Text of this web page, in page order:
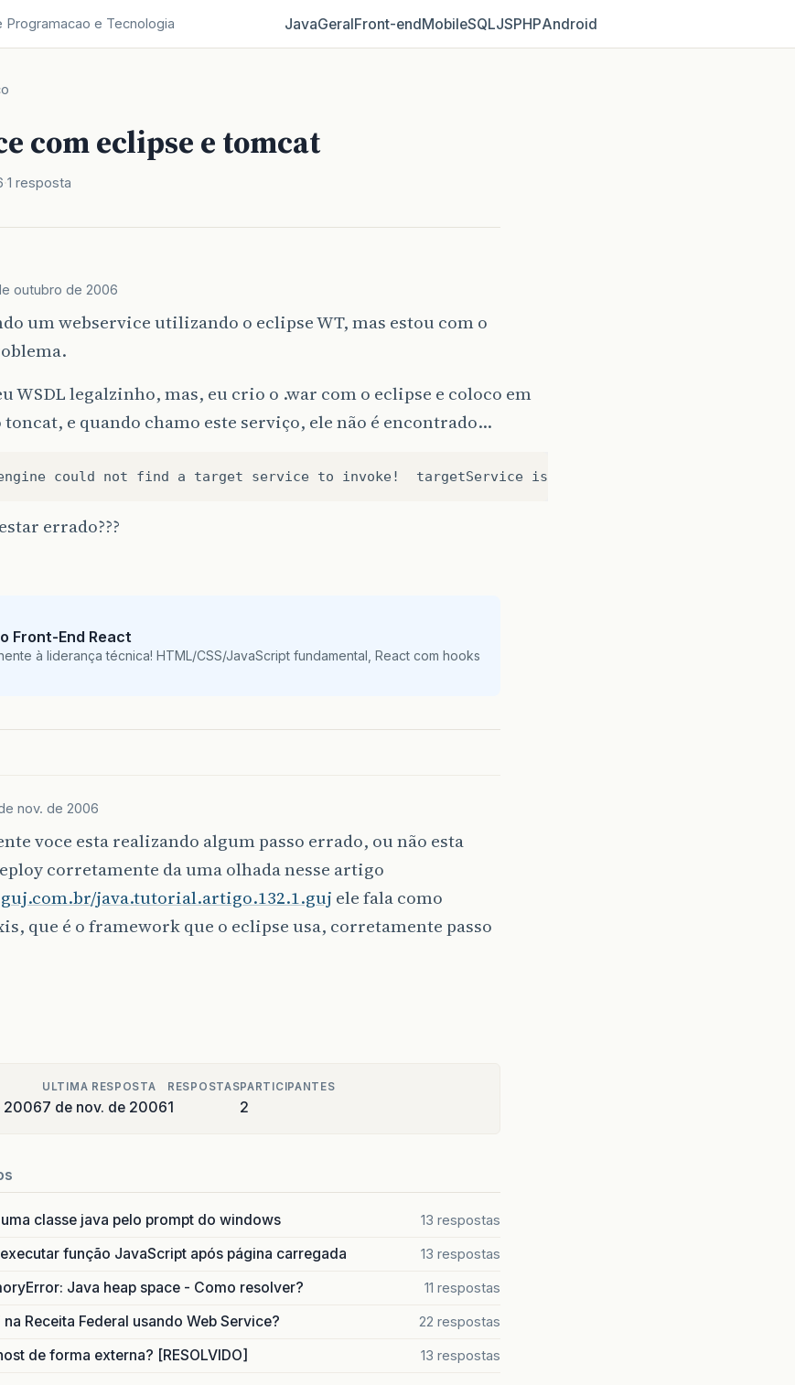
Programacao e Tecnologia JavaGeralFront‑endMobileSQLJSPHPAndroid
com eclipse e tomcat
1 resposta
outubro de 2006
um webservice utilizando o eclipse WT, mas estou com o
WSDL legalzinho, mas, eu crio o .war com o eclipse e coloco em
toncat, e quando chamo este serviço, ele não é encontrado…
errado???
Front-End React
à liderança técnica! HTML/CSS/JavaScript fundamental, React com hooks
nov. de 2006
voce esta realizando algum passo errado, ou não esta
corretamente da uma olhada nesse artigo
java.tutorial.artigo.132.1.guj ele fala como
que é o framework que o eclipse usa, corretamente passo
2006
ULTIMA RESPOSTA
7 de nov. de 2006
RESPOSTAS
1
PARTICIPANTES
2
classe java pelo prompt do windows 13 respostas
executar função JavaScript após página carregada 13 respostas
Java heap space - Como resolver? 11 respostas
Receita Federal usando Web Service? 22 respostas
de forma externa? [RESOLVIDO] 13 respostas